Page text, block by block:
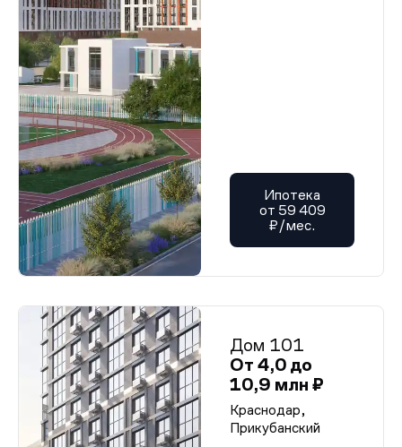
Ипотека
от 59 409
₽/мес.
Дом 101
От 4,0 до
10,9 млн ₽
Краснодар,
Прикубанский